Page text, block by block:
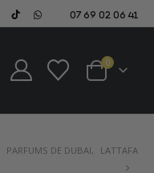
07 69 02 06 41
0
PARFUMS DE DUBAI, LATTAFA